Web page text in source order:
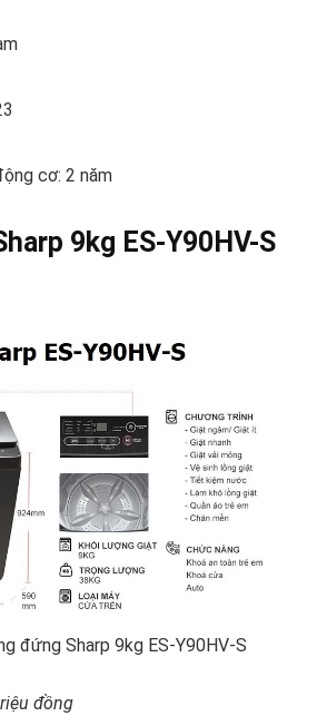
cơ: 2 năm
9kg ES-Y90HV-S
đứng Sharp 9kg ES-Y90HV-S
đồng